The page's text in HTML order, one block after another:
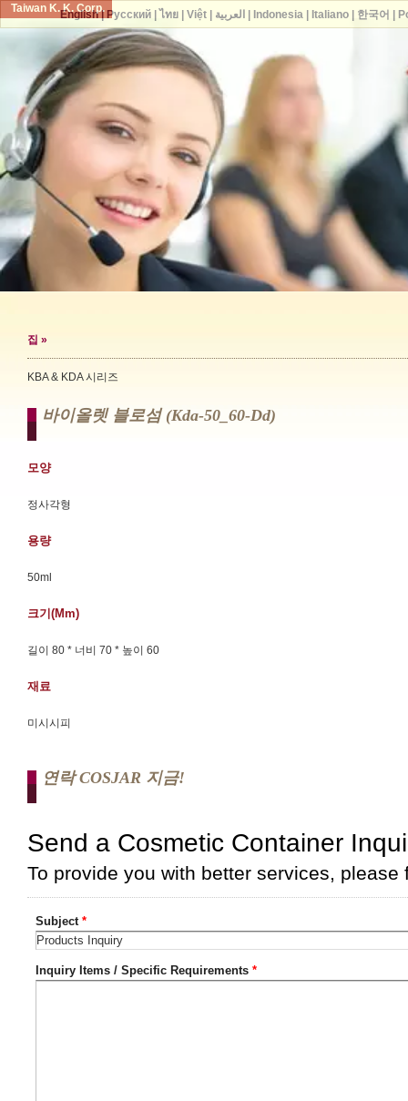
Taiwan K. K. Corp.
집 »
KBA & KDA 시리즈
바이올렛 블로섬 (kda-50_60-Dd)
모양
정사각형
용량
50ml
크기(mm)
길이 80 * 너비 70 * 높이 60
재료
미시시피
연락 COSJAR 지금!
English| Русский| ไทย| Việt| العربية Indonesia| Italiano| 한국어